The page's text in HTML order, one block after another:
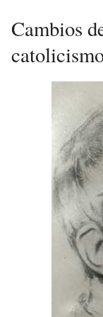
Cambios